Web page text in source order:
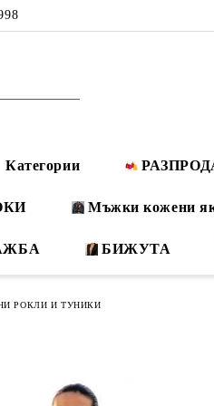
Категории
Мъжки кожени
БИЖУТА
РОКЛИ И ТУНИКИ